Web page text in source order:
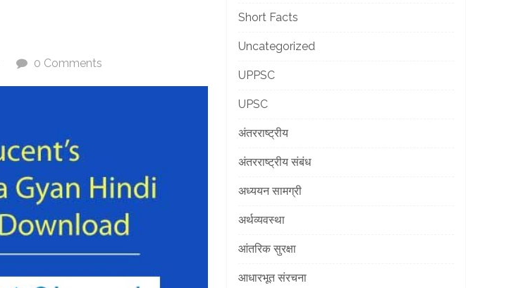
0 Comments
Short Facts
Uncategorized
UPPSC
UPSC
अंतरराष्ट्रीय
अंतरराष्ट्रीय संबंध
अध्ययन सामग्री
अर्थव्यवस्था
आंतरिक सुरक्षा
आधारभूत संरचना